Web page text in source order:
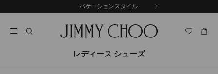
ン
ス
ラ
バケーションスタイル
レディース シューズ